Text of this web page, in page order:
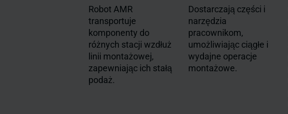
Robot AMR
transportuje
komponenty do
różnych stacji wzdłuż
linii montażowej,
zapewniając ich stałą
podaż.
Dostarczają części i
narzędzia
pracownikom,
umożliwiając ciągłe i
wydajne operacje
montażowe.